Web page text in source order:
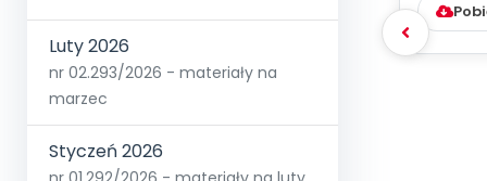
Luty 2026
nr 02.293/2026 - materiały na
marzec
Styczeń 2026